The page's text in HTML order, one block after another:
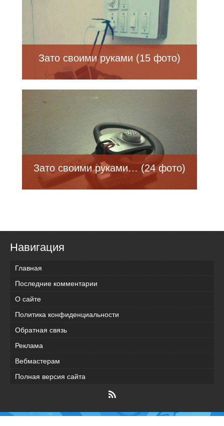
Зато своими руками (15 фото)
Зато своими руками… (24 фото)
Навигация
Главная
Последние комментарии
О сайте
Политика конфиденциальности
Обратная связь
Реклама
Вебмастерам
Полная версия сайта